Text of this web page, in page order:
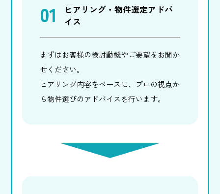
01
ヒアリング・物件選定アドバ
イス
まずはお客様の検討動機やご要望をお聞か
せください。
ヒアリング内容をベースに、プロの視点か
ら物件選びのアドバイスを行います。